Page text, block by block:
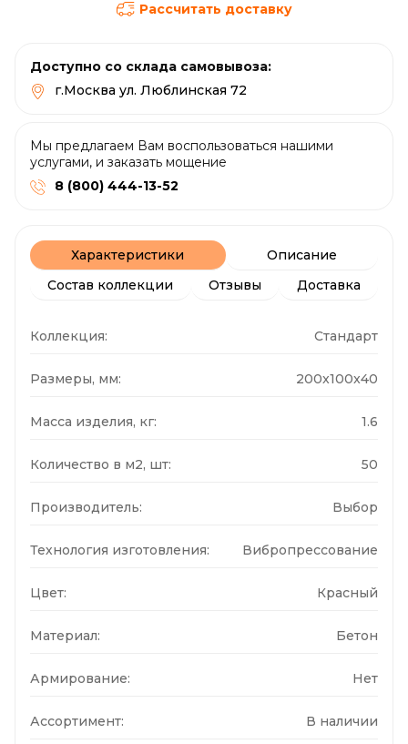
Рассчитать доставку
Доступно со склада самовывоза:
г.Москва ул. Люблинская 72
Мы предлагаем Вам воспользоваться нашими
услугами, и заказать мощение
8 (800) 444-13-52
Характеристики
Описание
Состав коллекции
Отзывы Доставка
Коллекция: Стандарт
Размеры, мм: 200x100x40
Масса изделия, кг: 1.6
Количество в м2, шт: 50
Производитель: Выбор
Технология изготовления: Вибропрессование
Цвет: Красный
Материал: Бетон
Армирование: Нет
Ассортимент: В наличии